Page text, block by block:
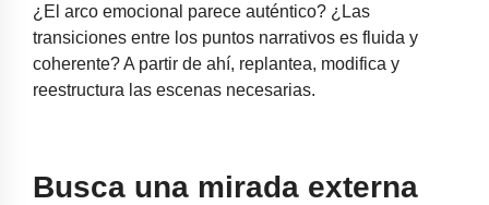
¿El arco emocional parece auténtico? ¿Las
transiciones entre los puntos narrativos es fluida y
coherente? A partir de ahí, replantea, modifica y
reestructura las escenas necesarias.
Busca una mirada externa